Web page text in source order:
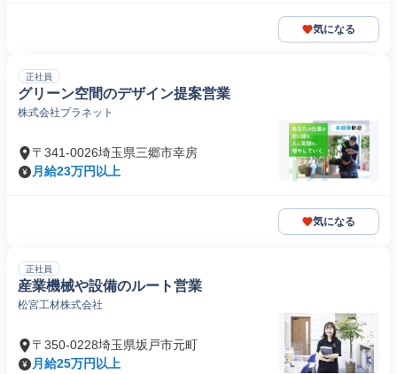
気になる
正社員
グリーン空間のデザイン提案営業
株式会社プラネット
〒341-0026埼玉県三郷市幸房
月給23万円以上
気になる
正社員
産業機械や設備のルート営業
松宮工材株式会社
〒350-0228埼玉県坂戸市元町
月給25万円以上